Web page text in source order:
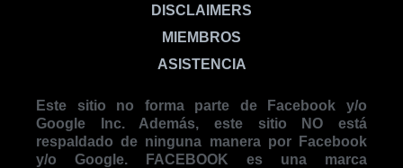
DISCLAIMERS
MIEMBROS
ASISTENCIA
Este sitio no forma parte de Facebook y/o
Google Inc. Además, este sitio NO está
respaldado de ninguna manera por Facebook
y/o Google. FACEBOOK es una marca